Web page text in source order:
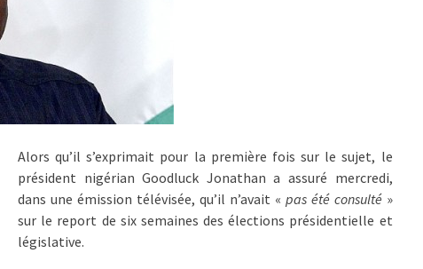
Alors qu’il s’exprimait pour la première fois sur le sujet, le
président nigérian Goodluck Jonathan a assuré mercredi,
dans une émission télévisée, qu’il n’avait « pas été consulté»
sur le report de six semaines des élections présidentielle et
législative.